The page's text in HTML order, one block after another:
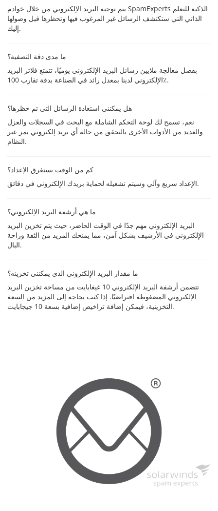
يتم توجيه البريد الإلكتروني من خلال خوادم SpamExperts الذكية للتعلم
الذاتي التي ستكتشف الرسائل غير المرغوب فيها وتحظرها قبل وصولها
إليك.
ما مدى دقة التصفية؟
بفضل معالجة ملايين رسائل البريد الإلكتروني يوميًا، تتمتع فلاتر البريد
الإلكتروني لدينا بمعدل رائد في الصناعة بدقة تقارب 100٪.
هل يمكنني استعادة الرسائل التي تم حظرها؟
نعم، تسمح لك لوحة التحكم الشاملة مع البحث في السجلات والعزل
والعديد من الأدوات الأخرى بالتحقق من حالة أي بريد إلكتروني يمر عبر
النظام.
كم من الوقت يستغرق الإعداد؟
الإعداد سريع وآلي وسيتم تشغيله لحماية بريدك الإلكتروني في دقائق.
ما هي أرشفة البريد الإلكتروني؟
البريد الإلكتروني مهم جدًا في الوقت الحاضر، حيث يتم تخزين البريد
الإلكتروني في الأرشيف بشكل آمن، مما يمنحك المزيد من الثقة وراحة
البال.
ما مقدار البريد الإلكتروني الذي يمكنني تخزينه؟
تتضمن أرشفة البريد الإلكتروني 10 غيغابايت من مساحة تخزين البريد
الإلكتروني المضغوطة افتراضيًا. إذا كنت بحاجة إلى المزيد من السعة
التخزينية، فيمكن إضافة تراخيص إضافية بسعة 10 جيجابايت.